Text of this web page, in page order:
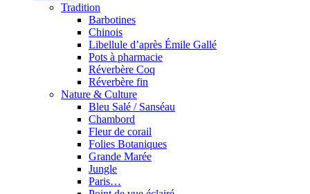
Tradition
Barbotines
Chinois
Libellule d’après Émile Gallé
Pots à pharmacie
Réverbère Coq
Réverbère fin
Nature & Culture
Bleu Salé / Sanséau
Chambord
Fleur de corail
Folies Botaniques
Grande Marée
Jungle
Paris…